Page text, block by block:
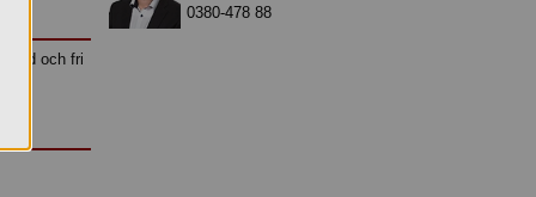
och fri
0380-478 88